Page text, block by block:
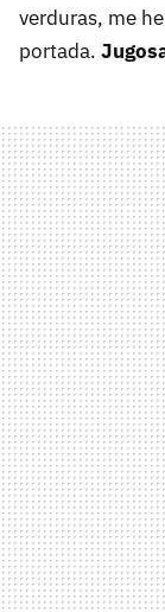
verduras, me
portada.